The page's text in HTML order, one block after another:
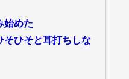
始めた
そひそと耳打ちしな